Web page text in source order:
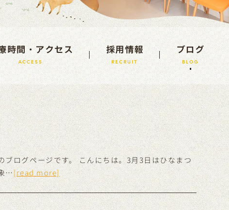
時間・アクセス
ACCESS
採用情報
RECRUIT
ブログ
BLOG
ログページです。 こんにちは。3月3日はひなまつ
…[read more]